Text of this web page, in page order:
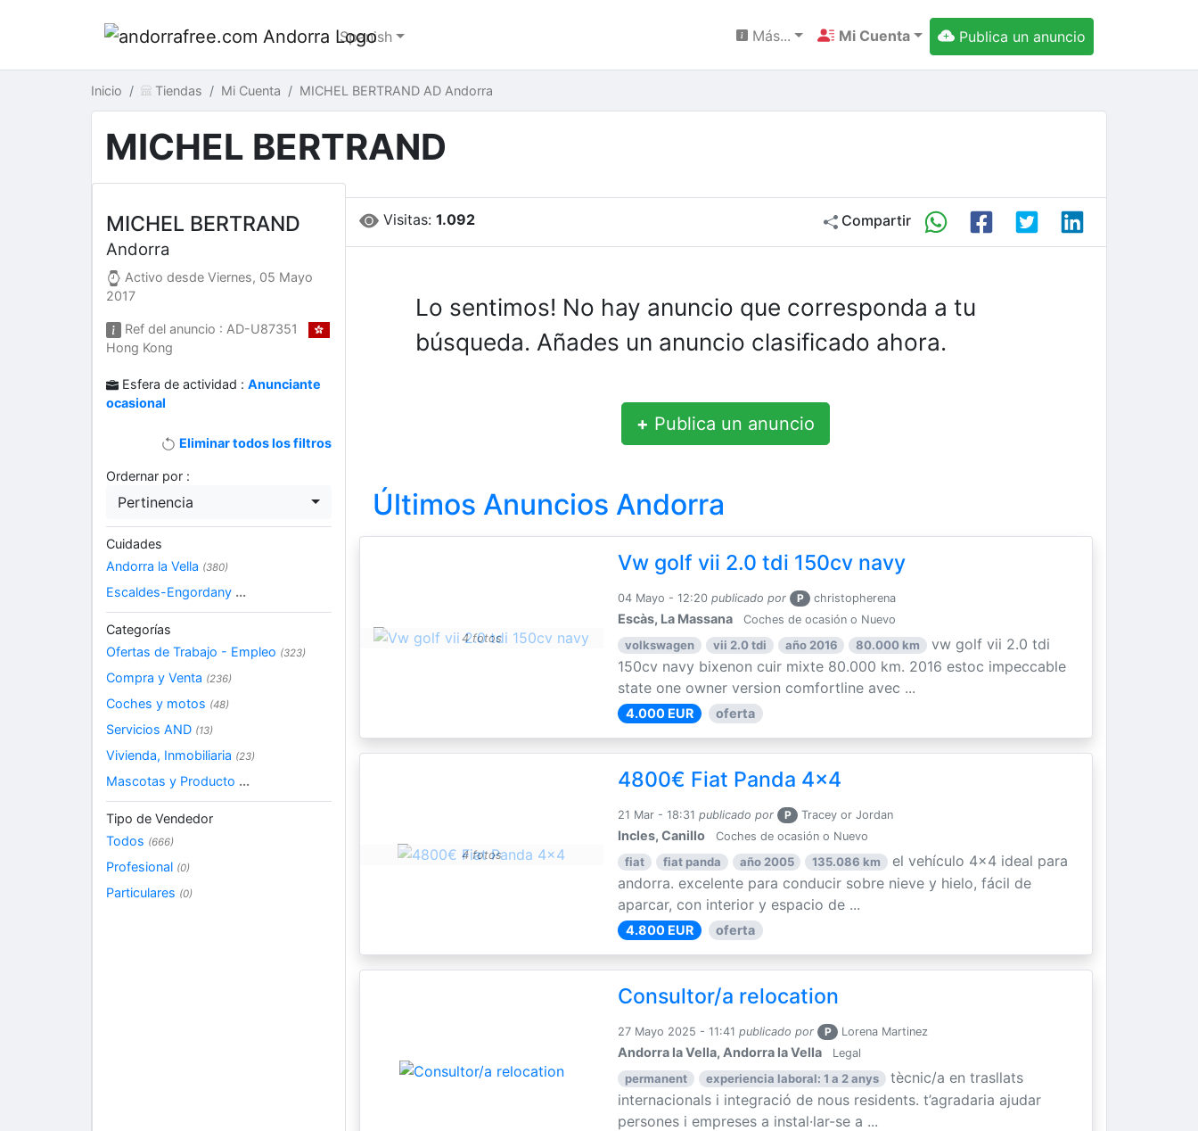
Spanish Más... Mi Cuenta Publica un anuncio
Inicio Tiendas Mi Cuenta MICHEL BERTRAND AD Andorra
MICHEL BERTRAND
Visitas: 1.092 Compartir
Lo sentimos! No hay anuncio que corresponda a tu
búsqueda. Añades un anuncio clasificado ahora.
+ Publica un anuncio
Últimos Anuncios Andorra
4 fotos
Vw golf vii 2.0 tdi 150cv navy
04 Mayo - 12:20 publicado por P christopherena
Escàs, La Massana Coches de ocasión o Nuevo
volkswagen vii 2.0 tdi año 2016 80.000 km
vw golf vii 2.0 tdi
150cv navy bixenon cuir mixte 80.000 km. 2016 estoc impeccable
state one owner version comfortline avec ...
4.000 EUR oferta
4 fotos
4800€ Fiat Panda 4x4
21 Mar - 18:31 publicado por P Tracey or Jordan
Incles, Canillo Coches de ocasión o Nuevo
fiat fiat panda año 2005 135.086 km
el vehículo 4x4 ideal para
andorra. excelente para conducir sobre nieve y hielo, fácil de
aparcar, con interior y espacio de ...
4.800 EUR oferta
Consultor/a relocation
27 Mayo 2025 - 11:41 publicado por P Lorena Martinez
Andorra la Vella, Andorra la Vella Legal
permanent experiencia laboral: 1 a 2 anys
tècnic/a en trasllats
internacionals i integració de nous residents. t’agradaria ajudar
persones i empreses a instal·lar-se a ...
MICHEL BERTRAND
Andorra
Activo desdeViernes, 05 Mayo
2017
Ref del anuncio : AD-U87351
Hong Kong
Esfera de actividad :Anunciante
ocasional
Eliminar todos los filtros
Ordernar por :
Pertinencia
Cuidades
Andorra la Vella (380)
Escaldes-Engordany ...
Categorías
Ofertas de Trabajo - Empleo (323)
Compra y Venta (236)
Coches y motos (48)
Servicios AND (13)
Vivienda, Inmobiliaria (23)
Mascotas y Producto ...
Tipo de Vendedor
Todos (666)
Profesional (0)
Particulares (0)